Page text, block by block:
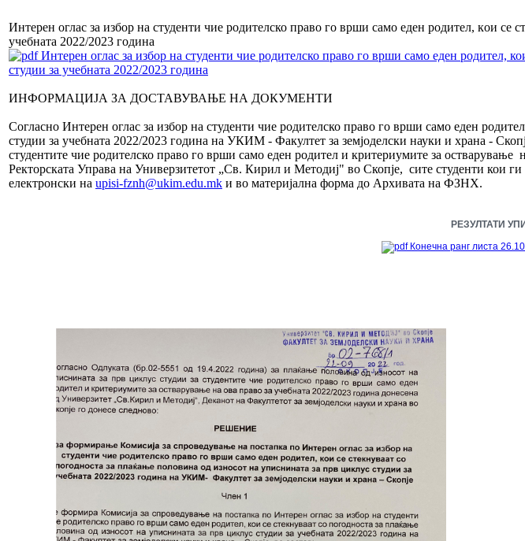
Интерен оглас за избор на студенти чие родителско право го врши само еден родител, кои
учебната 2022/2023 година
Интерен оглас за избор на студенти чие родителско право го врши само еден родител,
студии за учебната 2022/2023 година
ИНФОРМАЦИЈА ЗА ДОСТАВУВАЊЕ НА ДОКУМЕНТИ
Согласно Интерен оглас за избор на студенти чие родителско право го врши само еден
студии за учебната 2022/2023 година на УКИМ - Факултет за земјоделски науки и храна -
студентите чие родителско право го врши само еден родител и критериумите за
Ректорската Управа на Универзитетот „Св. Кирил и Методиј" во Скопје, сите студенти кои
електронски на upisi-fznh@ukim.edu.mk и во материјална форма до Архивата на ФЗНХ.
РЕЗУЛТАТИ
Конечна ранг листа